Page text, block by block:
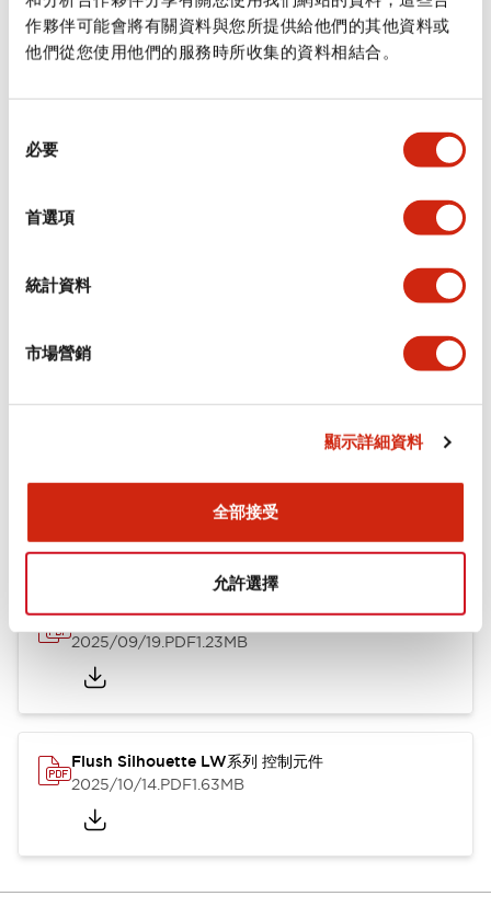
作夥伴可能會將有關資料與您所提供給他們的其他資料或
他們從您使用他們的服務時所收集的資料相結合。
必要
首選項
統計資料
市場營銷
顯示詳細資料
全部接受
允許選擇
審美規範
環境規範
功能規格
Flush Silhouette LW系列 控制元件 (英文版)
2025/09/19.PDF1.23MB
Flush Silhouette LW系列 控制元件
2025/10/14.PDF1.63MB